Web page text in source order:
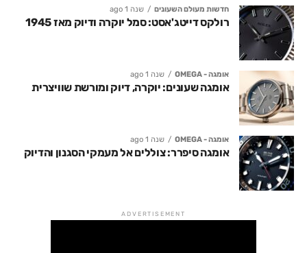
חדשות מעולם השעונים שנה 1 ago
רולקס דייטג'אסט: סמל יוקרה ודיוק מאז 1945
אומגה - OMEGA שנה 1 ago
אומגה שעונים: יוקרה, דיוק ומורשת שוויצרית
אומגה - OMEGA שנה 1 ago
אומגה סיפרר: צוללים אל מעמקי הסגנון והדיוק
ADVERTISEMENT